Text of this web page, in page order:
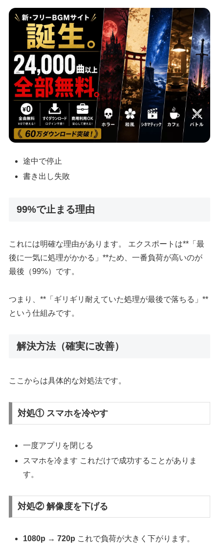
途中で停止
書き出し失敗
99%で止まる理由
これには明確な理由があります。 エクスポートは**「最
後に一気に処理がかかる」**ため、一番負荷が高いのが
最後（99%）です。
つまり、**「ギリギリ耐えていた処理が最後で落ちる」**
という仕組みです。
解決方法（確実に改善）
ここからは具体的な対処法です。
対処① スマホを冷やす
一度アプリを閉じる
スマホを冷ます これだけで成功することがありま
す。
対処② 解像度を下げる
1080p → 720p これで負荷が大きく下がります。